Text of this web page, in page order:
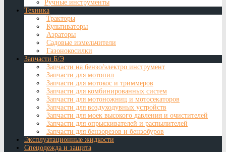
Ручные инструменты
Техника
Тракторы
Культиваторы
Аэраторы
Садовые измельчители
Газонокосилки
Запчасти Б/Э
Запчасти на бензо/электро инструмент
Запчасти для мотопил
Запчасти для мотокос и триммеров
Запчасти для комбинированных систем
Запчасти для мотоножниц и мотосекаторов
Запчасти для воздуходувных устройств
Запчасти для моек высокого давления и очистителей
Запчасти для опрыскивателей и распылителей
Запчасти для бензорезов и бензобуров
Эксплуатационные жидкости
Спецодежда и защита